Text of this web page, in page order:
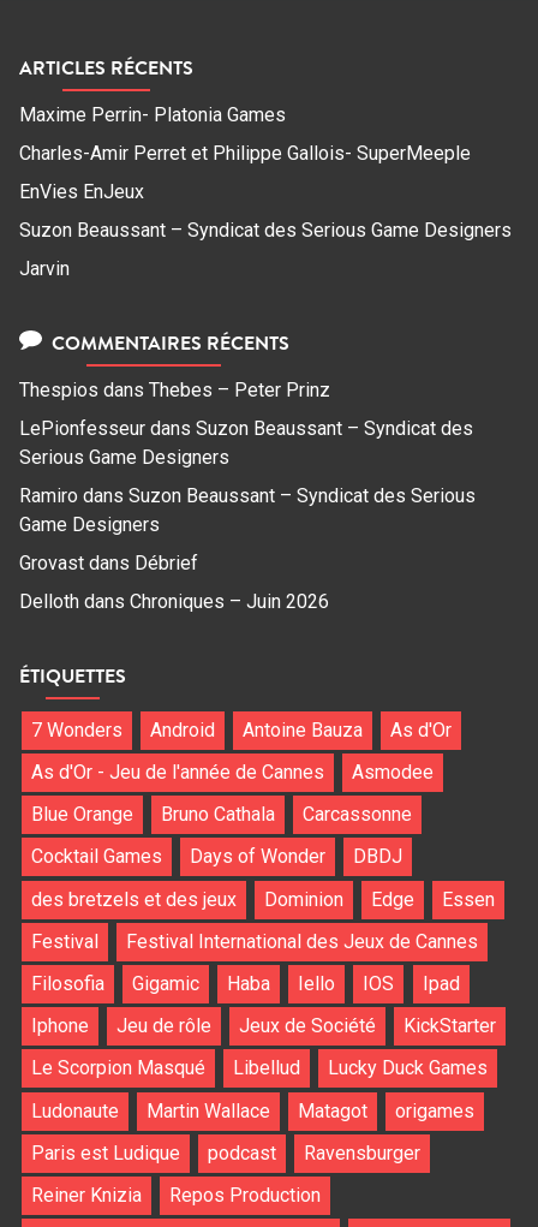
ARTICLES RÉCENTS
Maxime Perrin- Platonia Games
Charles-Amir Perret et Philippe Gallois- SuperMeeple
EnVies EnJeux
Suzon Beaussant – Syndicat des Serious Game Designers
Jarvin
COMMENTAIRES RÉCENTS
Thespios dans Thebes – Peter Prinz
LePionfesseur dans Suzon Beaussant – Syndicat des
Serious Game Designers
Ramiro dans Suzon Beaussant – Syndicat des Serious
Game Designers
Grovast dans Débrief
Delloth dans Chroniques – Juin 2026
ÉTIQUETTES
7 Wonders Android Antoine Bauza
As d'Or
As d'Or - Jeu de l'année de Cannes
Asmodee
Blue Orange
Bruno Cathala
Carcassonne
Cocktail Games
Days of Wonder
DBDJ
des bretzels et des jeux
Dominion Edge
Essen
Festival
Festival International des Jeux de Cannes
Filosofia
Gigamic Haba Iello IOS
Ipad
Iphone
Jeu de rôle Jeux de Société
KickStarter
Le Scorpion Masqué
Libellud
Lucky Duck Games
Ludonaute
Martin Wallace Matagot
origames
Paris est Ludique
podcast
Ravensburger
Reiner Knizia
Repos Production